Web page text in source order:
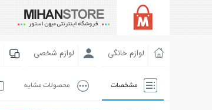
لوازم خانگی لوازم شخصی
مشخصات محصولات مشابه